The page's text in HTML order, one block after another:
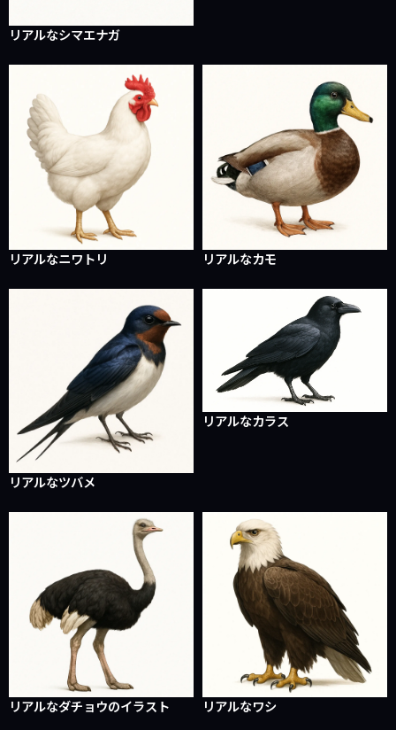
リアルなシマエナガ
リアルなニワトリ リアルなカモ
リアルなツバメ
リアルなカラス
リアルなダチョウのイラスト リアルなワシ